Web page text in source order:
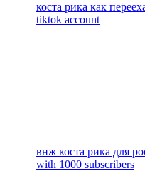
коста рика как
tiktok account
внж коста рика для
with 1000 subscribers